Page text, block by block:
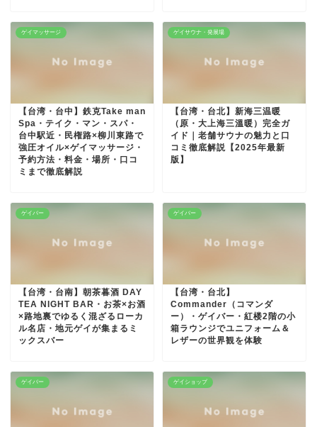
ゲイマッサージ
【台湾・台中】鉄克Take man
Spa・テイク・マン・スパ・
台中駅近・民権路×柳川東路で
強圧オイル×ゲイマッサージ・
予約方法・料金・場所・口コ
ミまで徹底解説
ゲイサウナ・発展場
【台湾・台北】新海三温暖
（原・大上海三溫暖）完全ガ
イド｜老舗サウナの魅力と口
コミ徹底解説【2025年最新
版】
ゲイバー
【台湾・台南】朝茶暮酒 DAY
TEA NIGHT BAR・お茶×お酒
×路地裏でゆるく混ざるローカ
ル名店・地元ゲイが集まるミ
ックスバー
ゲイバー
【台湾・台北】
Commander（コマンダ
ー）・ゲイバー・紅楼2階の小
箱ラウンジでユニフォーム＆
レザーの世界観を体験
ゲイバー ゲイショップ